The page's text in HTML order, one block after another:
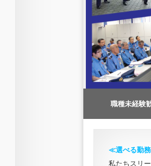
職種未経験
≪選べる勤務
私たちスリ